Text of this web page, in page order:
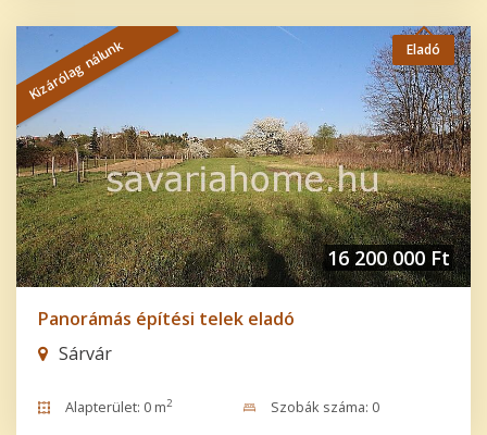
Kizárólag nálunk Eladó
16 200 000 Ft
Panorámás építési telek eladó
Sárvár
Alapterület: 0 m2 Szobák száma: 0